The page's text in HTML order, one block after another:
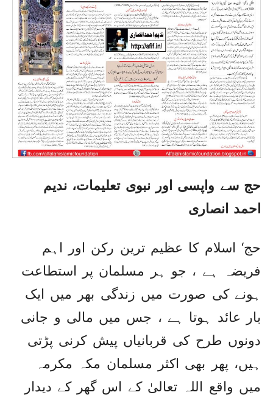
حج سے واپسی اور نبوی تعلیمات، ندیم
احمد انصاری
حج‘ اسلام کا عظیم ترین رکن اور اہم
فریضہ ہے ، جو ہر مسلمان پر استطاعت
ہونے کی صورت میں زندگی بھر میں ایک
بار عائد ہوتا ہے ، جس میں مالی و جانی
دونوں طرح کی قربانیاں پیش کرنی پڑتی
ہیں، پھر بھی اکثر مسلمان مکہ مکرمہ
میں واقع اللہ تعالیٰ کے اس گھر کے دیدار